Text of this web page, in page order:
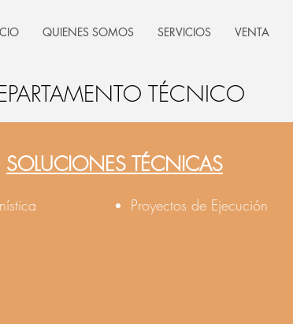
QUIENES SOMOS SERVICIOS VENTA
TÉCNICO
SOLUCIONES TÉCNICAS
Proyectos de Ejecución